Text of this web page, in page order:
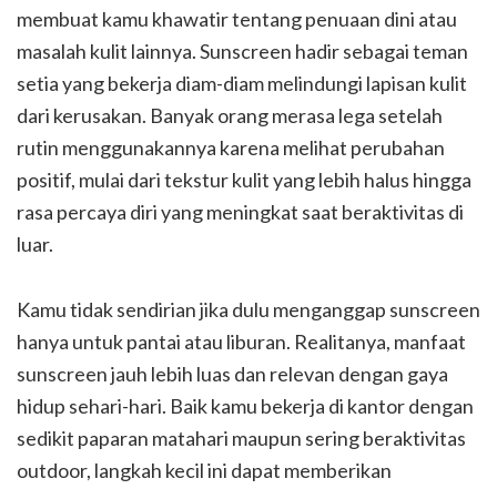
membuat kamu khawatir tentang penuaan dini atau
masalah kulit lainnya. Sunscreen hadir sebagai teman
setia yang bekerja diam-diam melindungi lapisan kulit
dari kerusakan. Banyak orang merasa lega setelah
rutin menggunakannya karena melihat perubahan
positif, mulai dari tekstur kulit yang lebih halus hingga
rasa percaya diri yang meningkat saat beraktivitas di
luar.
Kamu tidak sendirian jika dulu menganggap sunscreen
hanya untuk pantai atau liburan. Realitanya, manfaat
sunscreen jauh lebih luas dan relevan dengan gaya
hidup sehari-hari. Baik kamu bekerja di kantor dengan
sedikit paparan matahari maupun sering beraktivitas
outdoor, langkah kecil ini dapat memberikan